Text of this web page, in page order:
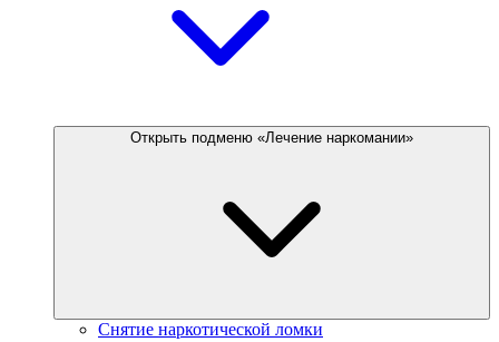
Открыть подменю «Лечение наркомании»
Снятие наркотической ломки